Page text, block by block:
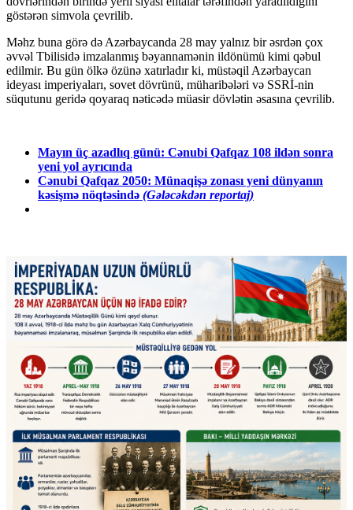
göstərən simvola çevrilib.
Məhz buna görə də Azərbaycanda 28 may yalnız bir əsrdən çox
əvvəl Tbilisidə imzalanmış bəyannamənin ildönümü kimi qəbul
edilmir. Bu gün ölkə özünə xatırladır ki, müstəqil Azərbaycan
ideyası imperiyaları, sovet dövrünü, müharibələri və SSRİ-nin
süqutunu geridə qoyaraq nəticədə müasir dövlətin əsasına çevrilib.
Mayın üç azadlıq günü: Cənubi Qafqaz 108 ildən sonra
yeni yol ayrıcında
Cənubi Qafqaz 2050: Münaqişə zonası yeni dünyanın
kəsişmə nöqtəsində (Gələcəkdən reportaj)